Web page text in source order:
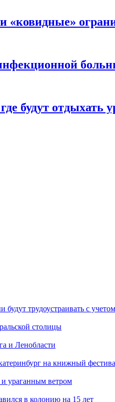
«ковидные»
будут отдыхать
трудоустраивать с
столицы
и Ленобласти
на книжный
и ураганным ветром
в колонию на 15 лет